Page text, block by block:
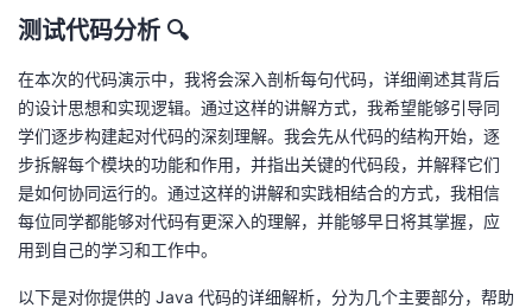
测试代码分析 🔍
在本次的代码演示中，我将会深入剖析每句代码，详细阐述其背后
的设计思想和实现逻辑。通过这样的讲解方式，我希望能够引导同
学们逐步构建起对代码的深刻理解。我会先从代码的结构开始，逐
步拆解每个模块的功能和作用，并指出关键的代码段，并解释它们
是如何协同运行的。通过这样的讲解和实践相结合的方式，我相信
每位同学都能够对代码有更深入的理解，并能够早日将其掌握，应
用到自己的学习和工作中。
以下是对你提供的 Java 代码的详细解析，分为几个主要部分，帮助